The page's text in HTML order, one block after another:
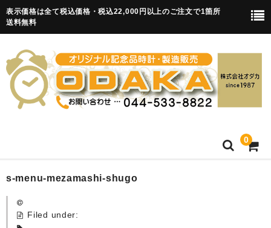
表示価格は全て税込価格・税込22,000円以上のご注文で1箇所
送料無料
0
HOME
卒園記念品
s-menu-mezamashi-shugo
Filed under: